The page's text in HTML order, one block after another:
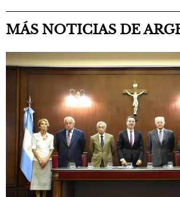
MÁS NOTICIAS DE